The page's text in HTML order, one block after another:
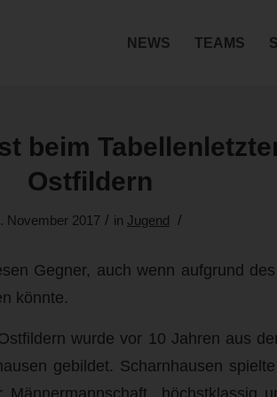
NEWS TEAMS
beim
Ostfildern
November 2017 / in Jugend /
Gegner, auch wenn aufgrund
könnte.
wurde vor 10 Jahren aus
gebildet. Scharnhausen
höchstklassig